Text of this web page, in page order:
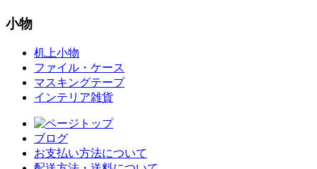
小物
机上小物
ファイル・ケース
マスキングテープ
インテリア雑貨
ブログ
お支払い方法について